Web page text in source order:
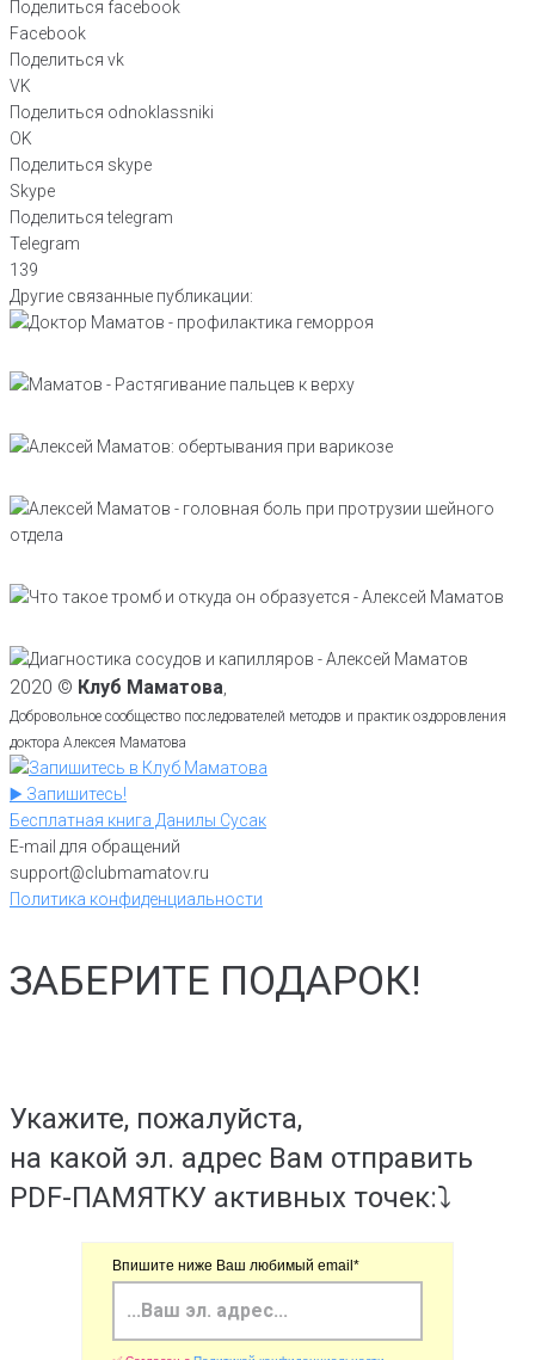
Поделиться facebook
Facebook
Поделиться vk
VK
Поделиться odnoklassniki
OK
Поделиться skype
Skype
Поделиться telegram
Telegram
139
Другие связанные публикации:
2020 © Клуб Маматова
Добровольное сообщество последователей методов и практик оздоровления
доктора Алексея Маматова
▶️ Запишитесь!
Бесплатная книга Данилы Сусак
E-mail для обращений
support@clubmamatov.ru
Политика конфиденциальности
ЗАБЕРИТЕ ПОДАРОК!
Укажите, пожалуйста,
на какой эл. адрес Вам отправить
PDF-ПАМЯТКУ активных точек:⤵️
Впишите ниже Ваш любимый email*